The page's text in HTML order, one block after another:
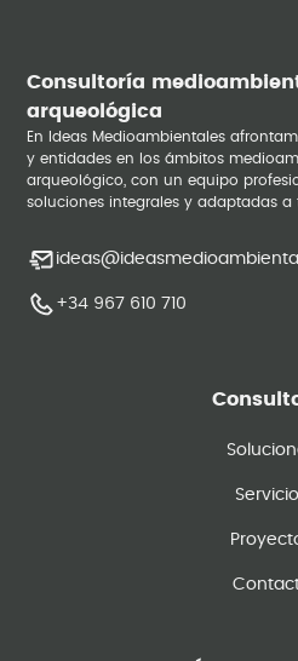
Consultoría
arqueológica
En Ideas Medioambientales
y entidades en los ámbitos
arqueológico, con un equipo
soluciones integrales y adaptadas a
+34 967 610 710